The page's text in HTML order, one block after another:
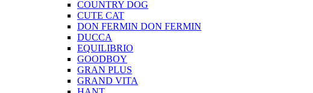
COUNTRY DOG
CUTE CAT
DON FERMIN DON FERMIN
DUCCA
EQUILIBRIO
GOODBOY
GRAN PLUS
GRAND VITA